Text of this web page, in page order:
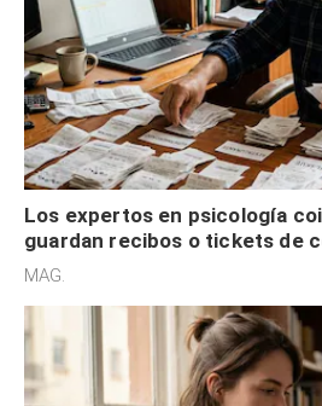
Los expertos en psicología
guardan recibos o tickets de
son acumuladores, sino que
MAG.